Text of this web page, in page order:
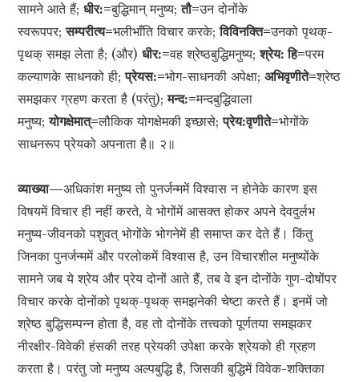
सामने आते हैं;धीर:=बुद्धिमान् मनुष्य;तौ=उन दोनोंके
स्वरूपपर;सम्परीत्य=भलीभाँति विचार करके;विविनक्ति=उनको पृथक्-
पृथक् समझ लेता है; (और)धीर:=वह श्रेष्ठबुद्धिमनुष्य;श्रेय: हि=परम
कल्याणके साधनको ही;प्रेयस:=भोग-साधनकी अपेक्षा;अभिवृणीते=श्रेष्ठ
समझकर ग्रहण करता है (परंतु);मन्द:=मन्दबुद्धिवाला
मनुष्य;योगक्षेमात्=लौकिक योगक्षेमकी इच्छासे;प्रेय:वृणीते=भोगोंके
साधनरूप प्रेयको अपनाता है॥ २॥
व्याख्या—अधिकांश मनुष्य तो पुनर्जन्ममें विश्वास न होनेके कारण इस
विषयमें विचार ही नहीं करते, वे भोगोंमें आसक्त होकर अपने देवदुर्लभ
मनुष्य-जीवनको पशुवत् भोगोंके भोगनेमें ही समाप्त कर देते हैं। किंतु
जिनका पुनर्जन्ममें और परलोकमें विश्वास है, उन विचारशील मनुष्योंके
सामने जब ये श्रेय और प्रेय दोनों आते हैं, तब वे इन दोनोंके गुण-दोषोंपर
विचार करके दोनोंको पृथक्-पृथक् समझनेकी चेष्टा करते हैं। इनमें जो
श्रेष्ठ बुद्धिसम्पन्न होता है, वह तो दोनोंके तत्त्वको पूर्णतया समझकर
नीरक्षीर-विवेकी हंसकी तरह प्रेयकी उपेक्षा करके श्रेयको ही ग्रहण
करता है। परंतु जो मनुष्य अल्पबुद्धि है, जिसकी बुद्धिमें विवेक-शक्तिका